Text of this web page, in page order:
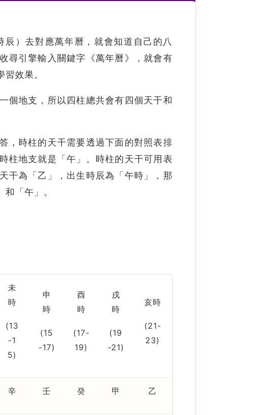
）去對應萬年曆，就會知道自己的八
尋引擎輸入關鍵字《萬年曆》，就會有
效果。
個地支，所以四柱總共會有四個天干和
，時柱的天干需要透過下面的對照表排
柱地支就是「午」。時柱的天干可用表
干為「乙」，出生時辰為「午時」，那
「午」。
未
時
(13
-1
5)
申
時
(15
-17)
酉
時
(17-
19)
戌
時
(19
-21)
亥時
(21-
23)
辛 壬 癸 甲 乙